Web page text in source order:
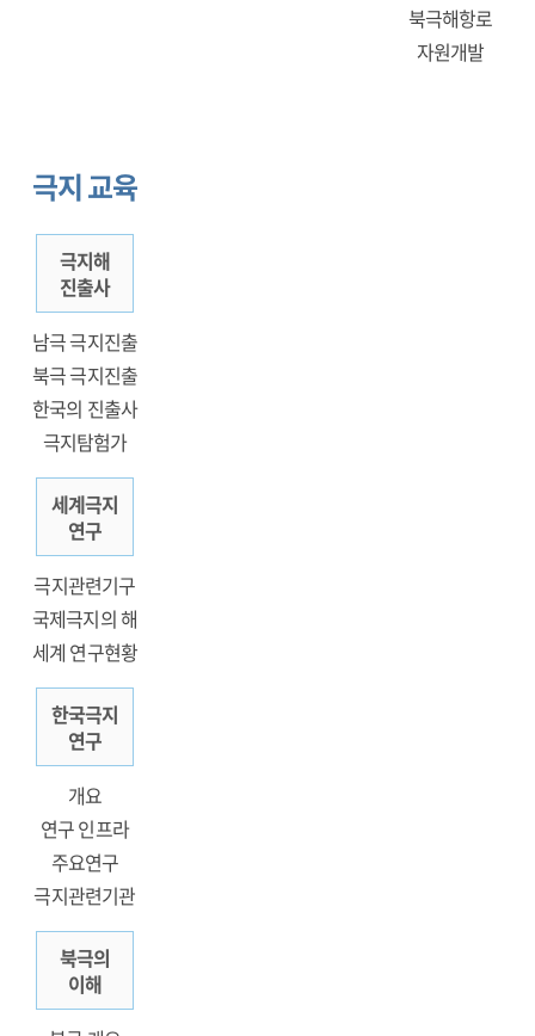
북극해항로
자원개발
극지 교육
극지해
진출사
남극 극지진출
북극 극지진출
한국의 진출사
극지탐험가
세계극지
연구
극지관련기구
국제극지의 해
세계 연구현황
한국극지
연구
개요
연구 인프라
주요연구
극지관련기관
북극의
이해